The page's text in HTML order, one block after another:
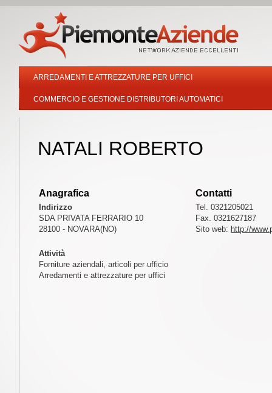
ARREDAMENTI E ATTREZZATURE PER UFFICI
COMMERCIO E GESTIONE DISTRIBUTORI AUTOMATICI
NATALI ROBERTO
Anagrafica
Indirizzo
SDA PRIVATA FERRARIO 10
28100 - NOVARA(NO)
Contatti
Tel. 0321205021
Fax. 0321627187
Sito web: http://
Attività
Forniture aziendali, articoli per ufficio
Arredamenti e attrezzature per uffici